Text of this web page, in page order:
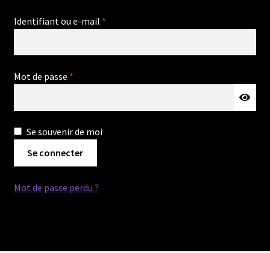
Identifiant ou e-mail *Obligatoire
Mot de passe *Obligatoire
Se souvenir de moi
Se connecter
Mot de passe perdu ?